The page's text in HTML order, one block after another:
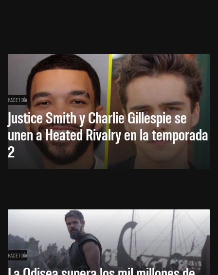
HACE 1 DÍA
Justice Smith y Charlie Gillespie se
unen a Heated Rivalry en la temporada
2
HACE 1 DÍA